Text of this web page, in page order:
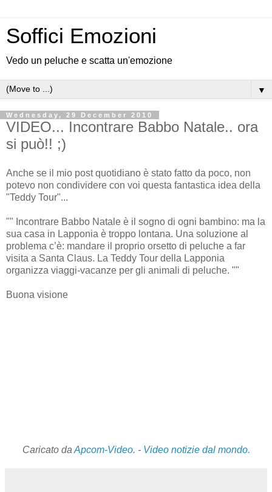
Soffici Emozioni
Vedo un peluche e scatta un'emozione
▼
Wednesday, 29 December 2010
VIDEO... Incontrare Babbo Natale.. ora
si può!! ;)
Anche se il mio post quotidiano è stato fatto da poco, non
potevo non condividere con voi questa fantastica idea della
"Teddy Tour"...
"" Incontrare Babbo Natale è il sogno di ogni bambino: ma la
sua casa in Lapponia è troppo lontana. Una soluzione al
problema c’è: mandare il proprio orsetto di peluche a far
visita a Santa Claus. La Teddy Tour della Lapponia
organizza viaggi-vacanze per gli animali di peluche. ""
Buona visione
Caricato da Apcom-Video. - Video notizie dal mondo.